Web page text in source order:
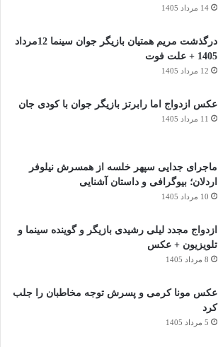
14 مرداد 1405
درگذشت مریم همتیان بازیگر جوان سینما 12مرداد
1405 + علت فوت
12 مرداد 1405
عکس ازدواج اما رابرتز بازیگر جوان با کودی جان
11 مرداد 1405
ماجرای جدایی سپهر خلسه از همسرش نیلوفر
اردلان؛ بیوگرافی و داستان آشنایی
10 مرداد 1405
ازدواج مجدد لیلی رشیدی بازیگر و گوینده سینما و
تلویزیون + عکس
8 مرداد 1405
عکس مونا کرمی و پسرش توجه مخاطبان را جلب
کرد
5 مرداد 1405